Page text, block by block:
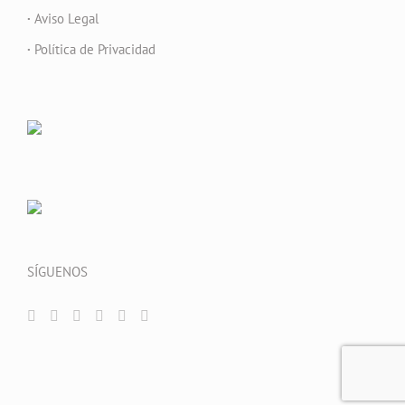
· Aviso Legal
· Política de Privacidad
SÍGUENOS